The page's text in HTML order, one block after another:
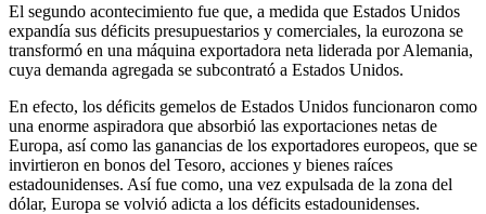
El segundo acontecimiento fue que, a medida que Estados Unidos
expandía sus déficits presupuestarios y comerciales, la eurozona se
transformó en una máquina exportadora neta liderada por Alemania,
cuya demanda agregada se subcontrató a Estados Unidos.
En efecto, los déficits gemelos de Estados Unidos funcionaron como
una enorme aspiradora que absorbió las exportaciones netas de
Europa, así como las ganancias de los exportadores europeos, que se
invirtieron en bonos del Tesoro, acciones y bienes raíces
estadounidenses. Así fue como, una vez expulsada de la zona del
dólar, Europa se volvió adicta a los déficits estadounidenses.